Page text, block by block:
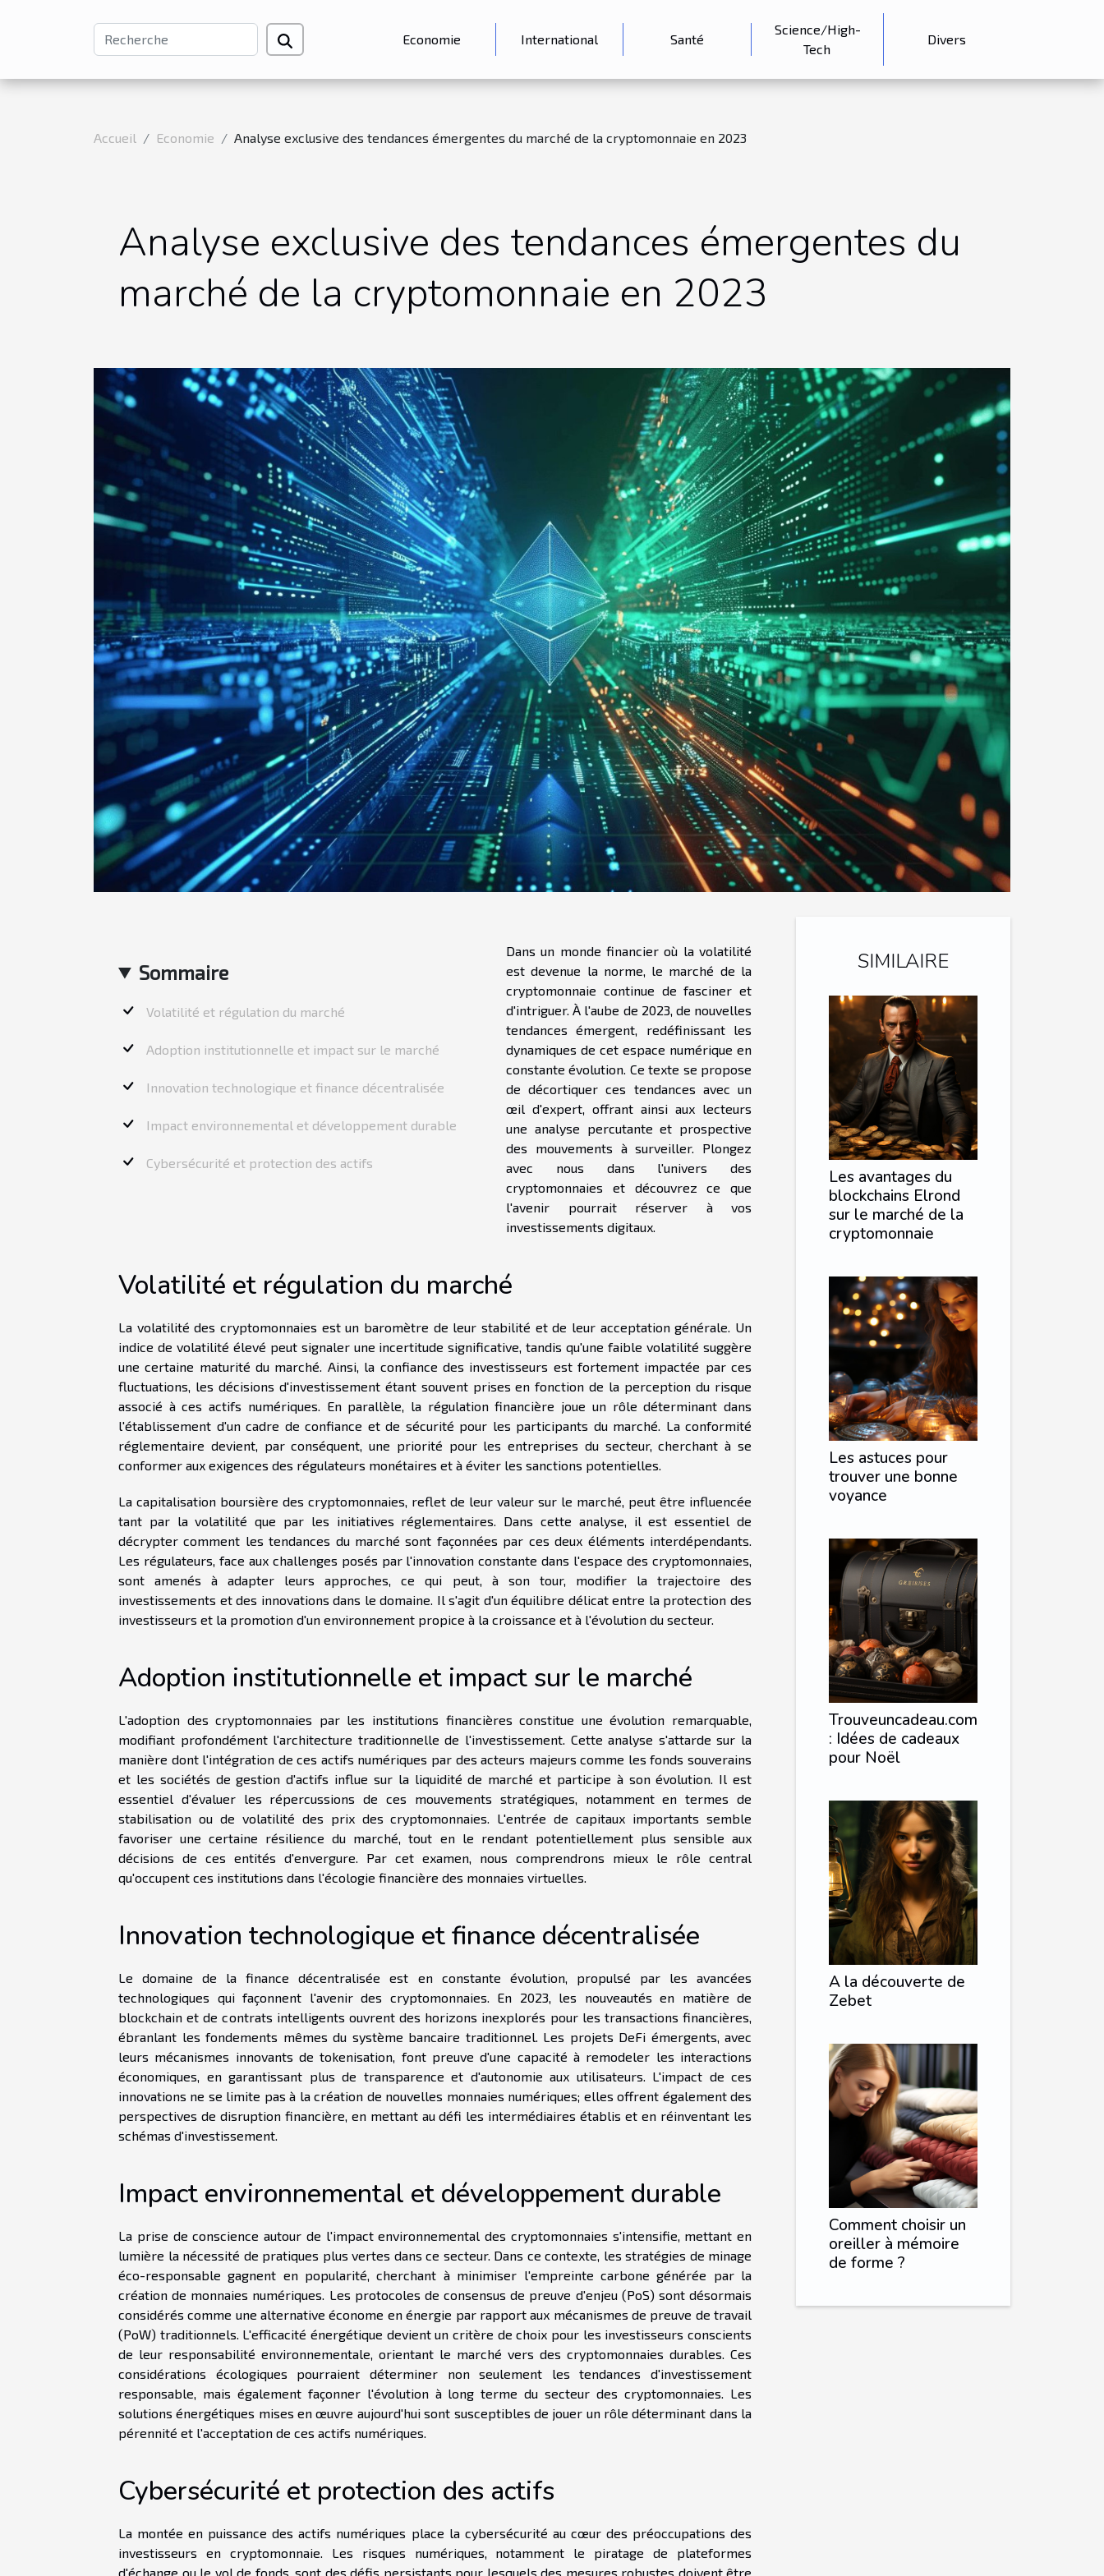
Economie International Santé
Science/High-
Tech
Divers
Accueil Economie Analyse exclusive des tendances émergentes du marché de la cryptomonnaie en 2023
Analyse exclusive des tendances émergentes du
marché de la cryptomonnaie en 2023
Sommaire
Volatilité et régulation du marché
Adoption institutionnelle et impact sur le marché
Innovation technologique et finance décentralisée
Impact environnemental et développement durable
Cybersécurité et protection des actifs
Dans un monde financier où la volatilité
est devenue la norme, le marché de la
cryptomonnaie continue de fasciner et
d'intriguer. À l'aube de 2023, de nouvelles
tendances émergent, redéfinissant les
dynamiques de cet espace numérique en
constante évolution. Ce texte se propose
de décortiquer ces tendances avec un
œil d'expert, offrant ainsi aux lecteurs
une analyse percutante et prospective
des mouvements à surveiller. Plongez
avec nous dans l'univers des
cryptomonnaies et découvrez ce que
l'avenir pourrait réserver à vos
investissements digitaux.
Volatilité et régulation du marché
La volatilité des cryptomonnaies est un baromètre de leur stabilité et de leur acceptation générale. Un
indice de volatilité élevé peut signaler une incertitude significative, tandis qu'une faible volatilité suggère
une certaine maturité du marché. Ainsi, la confiance des investisseurs est fortement impactée par ces
fluctuations, les décisions d'investissement étant souvent prises en fonction de la perception du risque
associé à ces actifs numériques. En parallèle, la régulation financière joue un rôle déterminant dans
l'établissement d'un cadre de confiance et de sécurité pour les participants du marché. La conformité
réglementaire devient, par conséquent, une priorité pour les entreprises du secteur, cherchant à se
conformer aux exigences des régulateurs monétaires et à éviter les sanctions potentielles.
La capitalisation boursière des cryptomonnaies, reflet de leur valeur sur le marché, peut être influencée
tant par la volatilité que par les initiatives réglementaires. Dans cette analyse, il est essentiel de
décrypter comment les tendances du marché sont façonnées par ces deux éléments interdépendants.
Les régulateurs, face aux challenges posés par l'innovation constante dans l'espace des cryptomonnaies,
sont amenés à adapter leurs approches, ce qui peut, à son tour, modifier la trajectoire des
investissements et des innovations dans le domaine. Il s'agit d'un équilibre délicat entre la protection des
investisseurs et la promotion d'un environnement propice à la croissance et à l'évolution du secteur.
Adoption institutionnelle et impact sur le marché
L'adoption des cryptomonnaies par les institutions financières constitue une évolution remarquable,
modifiant profondément l'architecture traditionnelle de l'investissement. Cette analyse s'attarde sur la
manière dont l'intégration de ces actifs numériques par des acteurs majeurs comme les fonds souverains
et les sociétés de gestion d'actifs influe sur la liquidité de marché et participe à son évolution. Il est
essentiel d'évaluer les répercussions de ces mouvements stratégiques, notamment en termes de
stabilisation ou de volatilité des prix des cryptomonnaies. L'entrée de capitaux importants semble
favoriser une certaine résilience du marché, tout en le rendant potentiellement plus sensible aux
décisions de ces entités d'envergure. Par cet examen, nous comprendrons mieux le rôle central
qu'occupent ces institutions dans l'écologie financière des monnaies virtuelles.
Innovation technologique et finance décentralisée
Le domaine de la finance décentralisée est en constante évolution, propulsé par les avancées
technologiques qui façonnent l'avenir des cryptomonnaies. En 2023, les nouveautés en matière de
blockchain et de contrats intelligents ouvrent des horizons inexplorés pour les transactions financières,
ébranlant les fondements mêmes du système bancaire traditionnel. Les projets DeFi émergents, avec
leurs mécanismes innovants de tokenisation, font preuve d'une capacité à remodeler les interactions
économiques, en garantissant plus de transparence et d'autonomie aux utilisateurs. L'impact de ces
innovations ne se limite pas à la création de nouvelles monnaies numériques; elles offrent également des
perspectives de disruption financière, en mettant au défi les intermédiaires établis et en réinventant les
schémas d'investissement.
Impact environnemental et développement durable
La prise de conscience autour de l'impact environnemental des cryptomonnaies s'intensifie, mettant en
lumière la nécessité de pratiques plus vertes dans ce secteur. Dans ce contexte, les stratégies de minage
éco-responsable gagnent en popularité, cherchant à minimiser l'empreinte carbone générée par la
création de monnaies numériques. Les protocoles de consensus de preuve d'enjeu (PoS) sont désormais
considérés comme une alternative économe en énergie par rapport aux mécanismes de preuve de travail
(PoW) traditionnels. L'efficacité énergétique devient un critère de choix pour les investisseurs conscients
de leur responsabilité environnementale, orientant le marché vers des cryptomonnaies durables. Ces
considérations écologiques pourraient déterminer non seulement les tendances d'investissement
responsable, mais également façonner l'évolution à long terme du secteur des cryptomonnaies. Les
solutions énergétiques mises en œuvre aujourd'hui sont susceptibles de jouer un rôle déterminant dans la
pérennité et l'acceptation de ces actifs numériques.
Cybersécurité et protection des actifs
La montée en puissance des actifs numériques place la cybersécurité au cœur des préoccupations des
investisseurs en cryptomonnaie. Les risques numériques, notamment le piratage de plateformes
d'échange ou le vol de fonds, sont des défis persistants pour lesquels des mesures robustes doivent être
SIMILAIRE
Les avantages du
blockchains Elrond
sur le marché de la
cryptomonnaie
Les astuces pour
trouver une bonne
voyance
Trouveuncadeau.com
: Idées de cadeaux
pour Noël
A la découverte de
Zebet
Comment choisir un
oreiller à mémoire
de forme ?